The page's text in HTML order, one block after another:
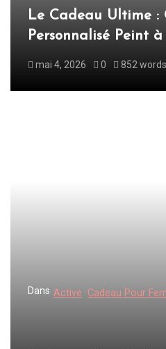
i
Le Cadeau Ultime
Personnalisé Peint
mai 4, 2026 0 852 words
Dans Active Cadeau Pour